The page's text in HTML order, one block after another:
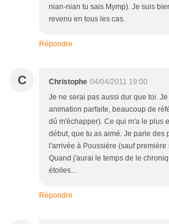
nian-nian tu sais Mymp). Je suis
revenu en tous les cas.
Répondre
C Christophe 04/04/2011 19:00
Je ne serai pas aussi dur que toi.
animation parfaite, beaucoup de
dû m'échapper). Ce qui m'a le plus
début, que tu as aimé. Je parle des
l'arrivée à Poussière (sauf
Quand j'aurai le temps de le
étoiles...
Répondre